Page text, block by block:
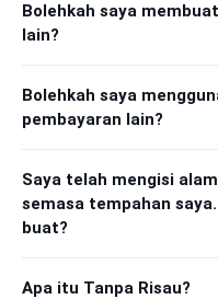
Bolehkah saya
lain?
Bolehkah saya
pembayaran lain?
Saya telah mengisi
semasa tempahan
buat?
Apa itu Tanpa Risau?